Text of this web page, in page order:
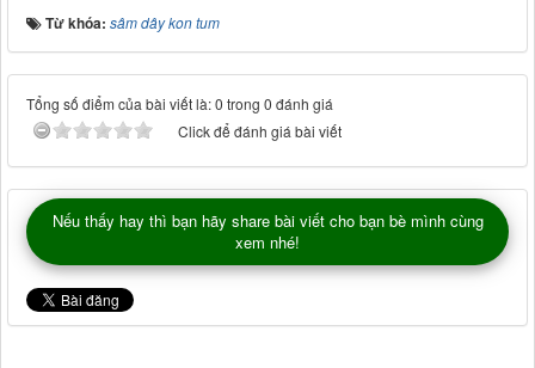
Từ khóa: sâm dây kon tum
Tổng số điểm của bài viết là: 0 trong 0 đánh giá
Click để đánh giá bài viết
Nếu thấy hay thì bạn hãy share bài viết cho bạn bè mình cùng
xem nhé!